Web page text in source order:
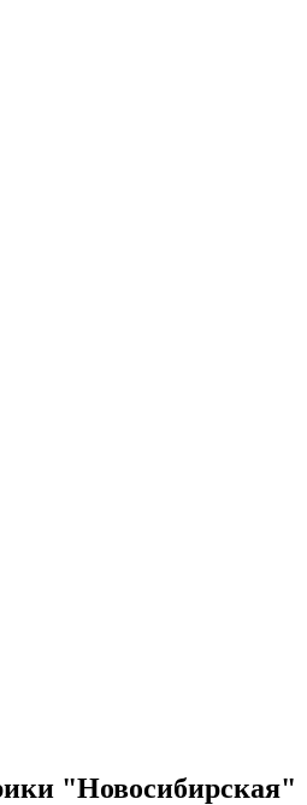
"Новосибирская"